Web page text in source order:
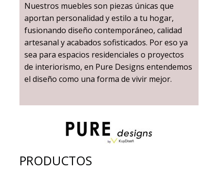
Nuestros muebles son piezas únicas que
aportan personalidad y estilo a tu hogar,
fusionando diseño contemporáneo, calidad
artesanal y acabados sofisticados. Por eso ya
sea para espacios residenciales o proyectos
de interiorismo, en Pure Designs entendemos
el diseño como una forma de vivir mejor.
PRODUCTOS